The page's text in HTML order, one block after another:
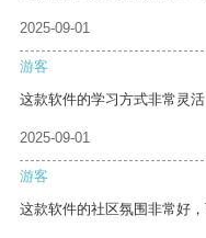
2025-09-01
游客
这款软件的学习方式非常灵
2025-09-01
游客
这款软件的社区氛围非常好